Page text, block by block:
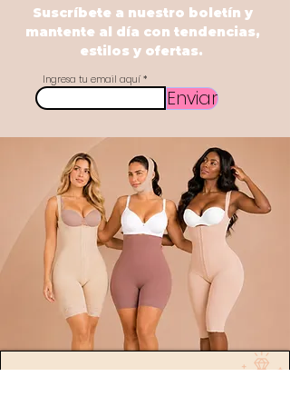
Suscríbete a nuestro boletín y
mantente al día con tendencias,
estilos y ofertas.
Ingresa tu email aquí
Enviar